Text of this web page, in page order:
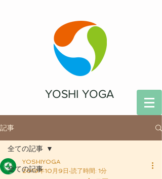
YOSHI YOGA
記事
全ての記事
全ての記事
YOSHIYOGA
2019年10月9日 読了時間: 1分